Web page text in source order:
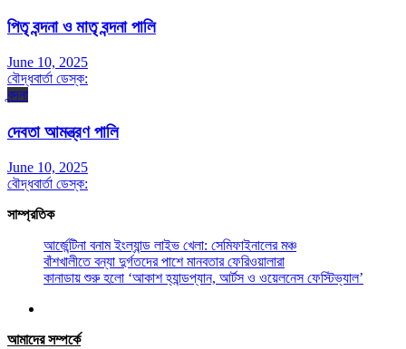
পিতৃ বন্দনা ও মাতৃ বন্দনা পালি
June 10, 2025
বৌদ্ধবার্তা ডেস্ক:
বন্দনা
দেবতা আমন্ত্রণ পালি
June 10, 2025
বৌদ্ধবার্তা ডেস্ক:
সাম্প্রতিক
আর্জেন্টিনা বনাম ইংল্যান্ড লাইভ খেলা: সেমিফাইনালের মঞ্চ
বাঁশখালীতে বন্যা দুর্গতদের পাশে মানবতার ফেরিওয়ালারা
কানাডায় শুরু হলো ‘আকাশ হ্যান্ডপ্যান, আর্টস ও ওয়েলনেস ফেস্টিভ্যাল’
আমাদের সম্পর্কে